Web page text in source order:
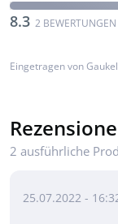
8.3 2 BEWERTUNGEN
Eingetragen von
2 ausführliche
25.07.2022 -